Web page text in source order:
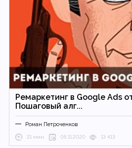
Ремаркетинг в Google Ads
Пошаговый алг...
Роман Петроченков
21 мин. 05.11.2020 13 413